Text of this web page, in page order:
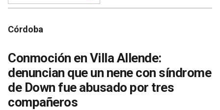
Córdoba
Conmoción en Villa Allende:
denuncian que un nene con síndrome
de Down fue abusado por tres
compañeros